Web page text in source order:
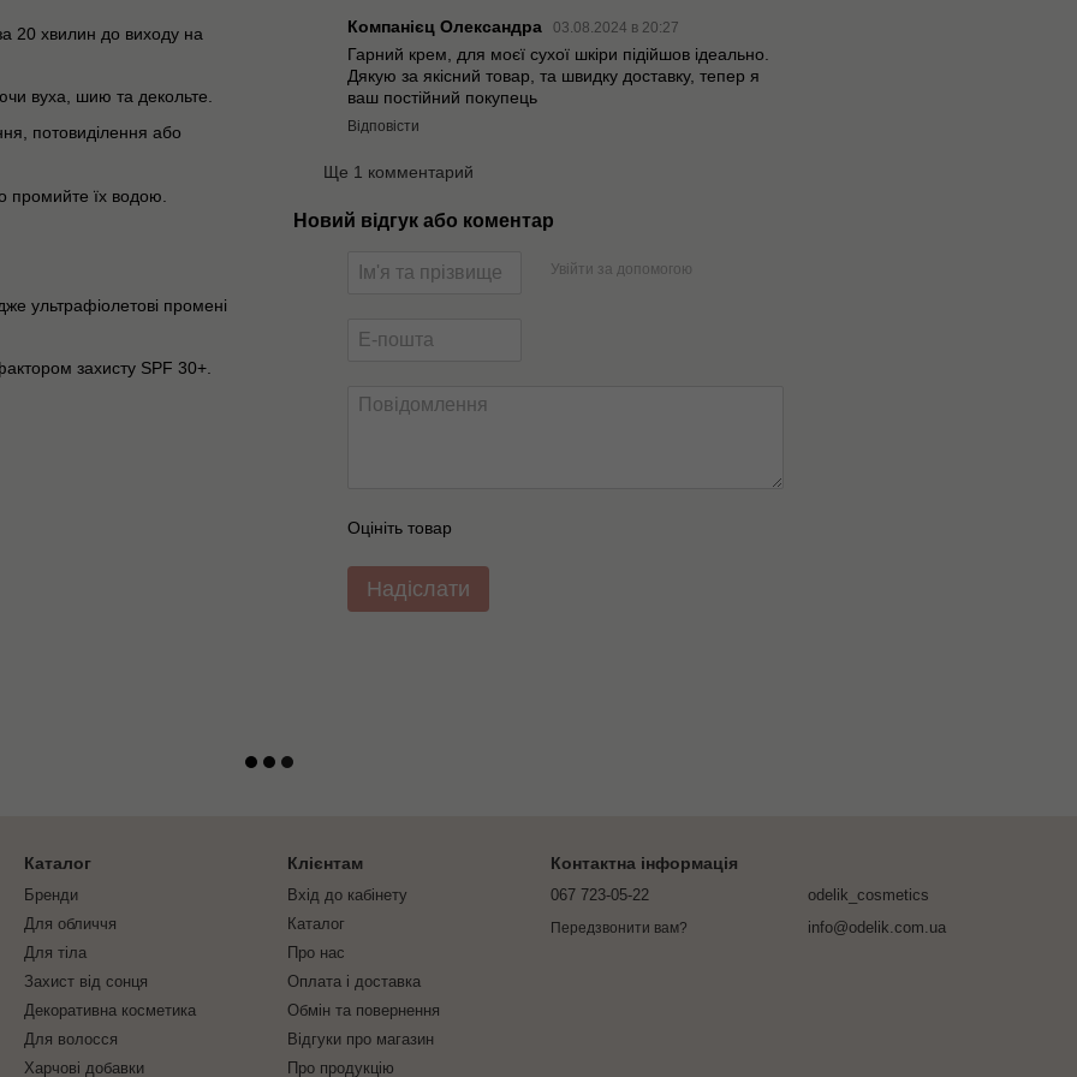
20 хвилин до виходу на
вуха, шию та декольте.
потовиділення або
промийте їх водою.
ультрафіолетові промені
захисту SPF 30+.
Компанієц Олександра 03.08.2024 в 20:27
Гарний крем, для моєї сухої шкіри підійшов ідеально.
Дякую за якісний товар, та швидку доставку, тепер я
ваш постійний покупець
Відповісти
Ще 1 комментарий
Новий відгук або коментар
Увійти за допомогою
Оцініть товар
Надіслати
Каталог
Бренди
Для обличчя
Для тіла
Захист від сонця
Декоративна косметика
Для волосся
Харчові добавки
Клієнтам
Вхід до кабінету
Каталог
Про нас
Оплата і доставка
Обмін та повернення
Відгуки про магазин
Про продукцію
Контактна інформація
067 723-05-22
Передзвонити вам?
odelik_cosmetics
info@odelik.com.ua